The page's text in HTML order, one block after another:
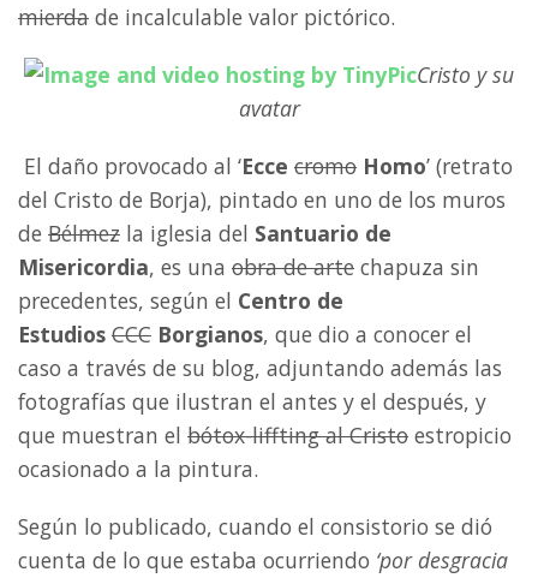
mierda de incalculable valor pictórico.
Cristo y su
avatar
El daño provocado al ‘Ecce cromo Homo’ (retrato
del Cristo de Borja), pintado en uno de los muros
de Bélmez la iglesia del Santuario de
Misericordia, es una obra de arte chapuza sin
precedentes, según el Centro de
Estudios CCC Borgianos, que dio a conocer el
caso a través de su blog, adjuntando además las
fotografías que ilustran el antes y el después, y
que muestran el bótox-liffting al Cristo estropicio
ocasionado a la pintura.
Según lo publicado, cuando el consistorio se dió
cuenta de lo que estaba ocurriendo ‘por desgracia